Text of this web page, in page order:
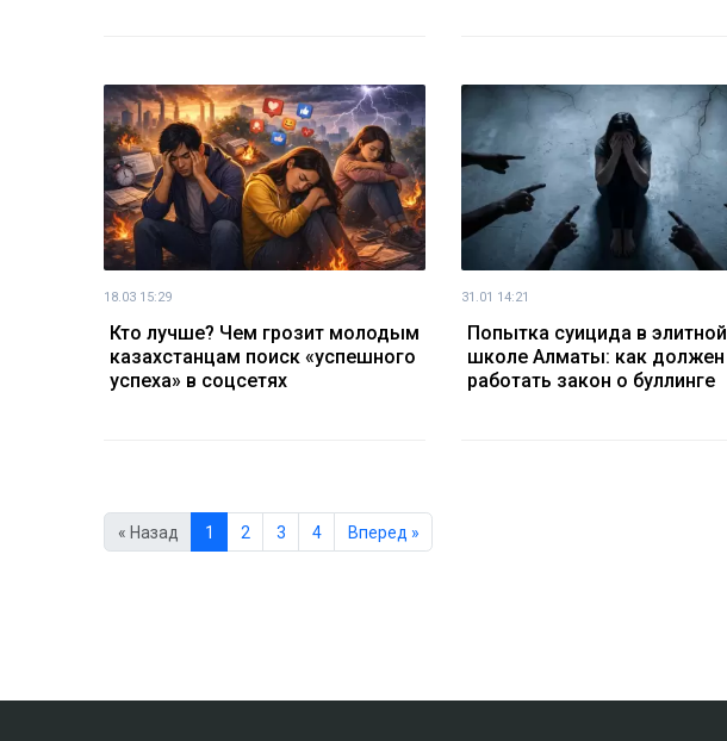
18.03 15:29
Кто лучше? Чем грозит молодым
казахстанцам поиск «успешного
успеха» в соцсетях
31.01 14:21
Попытка суицида в элитной
школе Алматы: как должен
работать закон о буллинге
« Назад 1 2 3 4 Вперед »